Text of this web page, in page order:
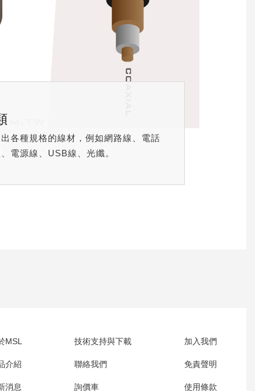
各種規格的線材，例如網路線、電話
電源線、USB線、光纖。
MSL
介紹
消息
技術支持與下載
聯絡我們
詢價車
加入我們
免責聲明
使用條款